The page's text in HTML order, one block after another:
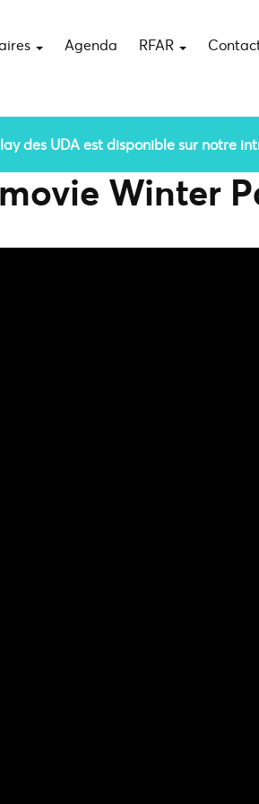
Agenda RFAR
des UDA est disponible sur notre
Winter